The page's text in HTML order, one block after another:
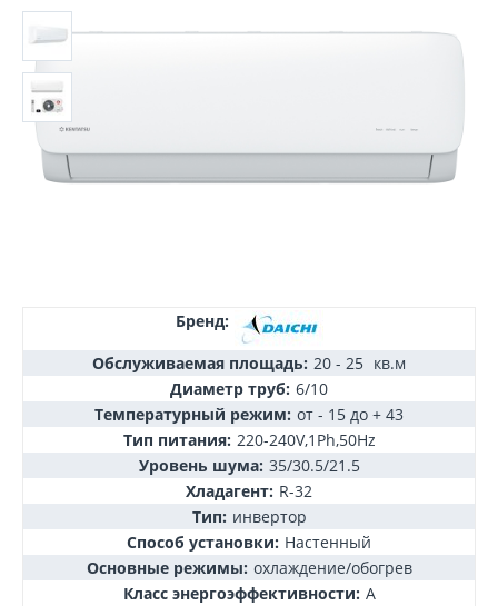
Бренд:
Обслуживаемая площадь: 20 - 25 кв.м
Диаметр труб: 6/10
Температурный режим: от - 15 до + 43
Тип питания: 220-240V,1Ph,50Hz
Уровень шума: 35/30.5/21.5
Хладагент: R-32
Тип: инвертор
Способ установки: Настенный
Основные режимы: охлаждение/обогрев
Класс энергоэффективности: А